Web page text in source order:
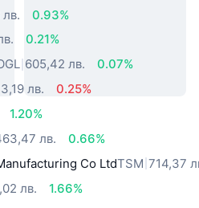
0.93%
0.21%
605,42 лв.
0.07%
лв.
0.25%
1.20%
лв.
0.66%
Co LtdTSM 714,37
лв.
1.66%